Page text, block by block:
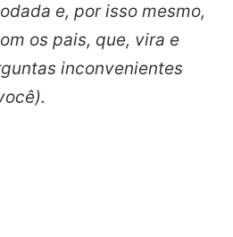
e, por isso mesmo,
os pais, que, vira e
inconvenientes